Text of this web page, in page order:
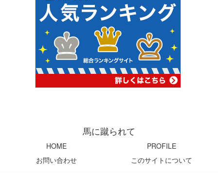
馬に蹴られて
HOME
PROFILE
お問い合わせ
このサイトについて